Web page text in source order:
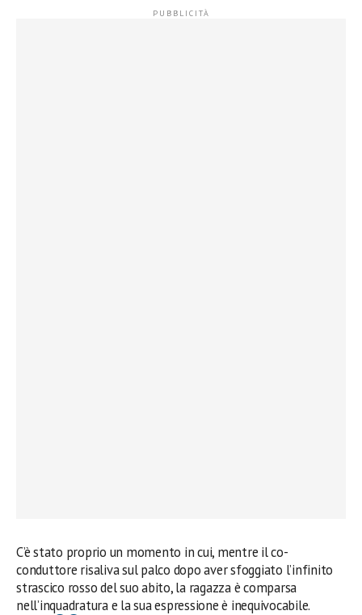
C’è stato proprio un momento in cui, mentre il co-
conduttore risaliva sul palco dopo aver sfoggiato l’infinito
strascico rosso del suo abito, la ragazza è comparsa
nell’inquadratura e la sua espressione è inequivocabile.